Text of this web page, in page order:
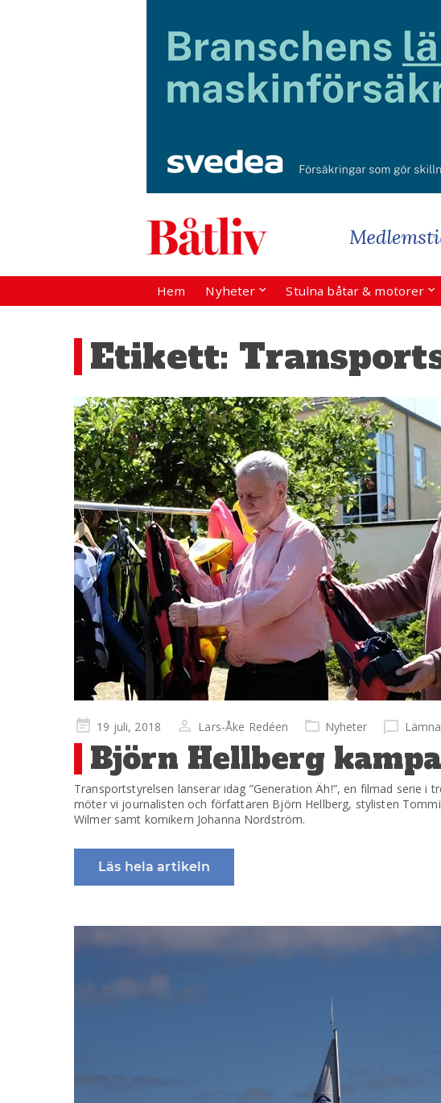
Hem Nyheter Stulna båtar & motorer
Etikett:
Publicerad
på
19 juli, 2018 Lars-Åke Redéen Nyheter
Björn Hellberg
Transportstyrelsen lanserar idag ”Generation Äh!”, en filmad serie
möter vi journalisten och författaren Björn Hellberg, stylisten
Wilmer samt komikern Johanna Nordström.
Läs hela artikeln